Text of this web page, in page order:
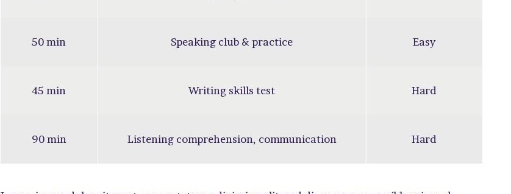
50 min Speaking club & practice Easy
45 min Writing skills test Hard
90 min Listening comprehension, communication Hard